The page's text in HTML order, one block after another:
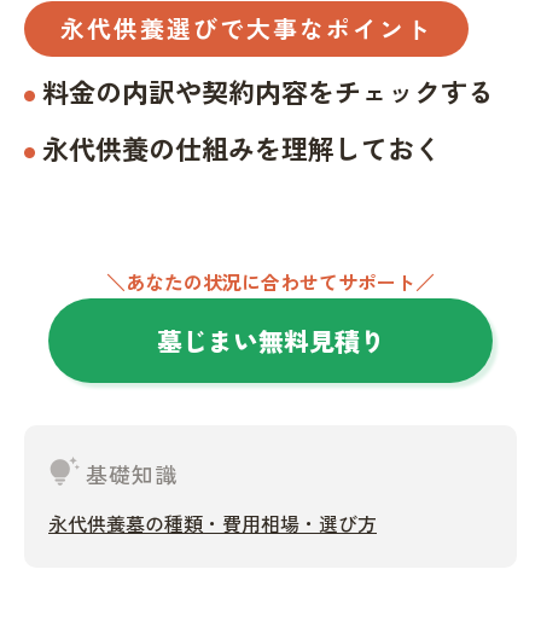
永代供養選びで大事なポイント
料金の内訳や契約内容をチェックする
永代供養の仕組みを理解しておく
＼あなたの状況に合わせてサポート／
墓じまい無料見積り
tips_and_updates基礎知識
永代供養墓の種類・費用相場・選び方